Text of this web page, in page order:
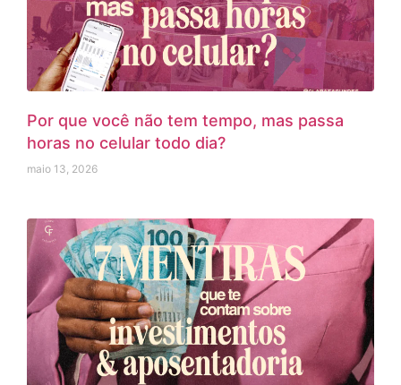
Por que você não tem tempo, mas passa
horas no celular todo dia?
maio 13, 2026